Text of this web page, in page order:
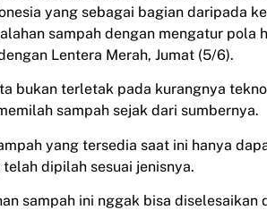
yang sebagai bagian daripada
sampah dengan mengatur pola
Lentera Merah, Jumat (5/6).
bukan terletak pada kurangnya
sampah sejak dari sumbernya.
yang tersedia saat ini hanya
dipilah sesuai jenisnya.
sampah ini nggak bisa diselesaikan